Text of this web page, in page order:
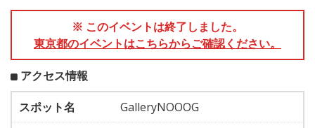
※ このイベントは終了しました。
東京都のイベントはこちらからご確認ください。
アクセス情報
スポット名
GalleryNOOOG